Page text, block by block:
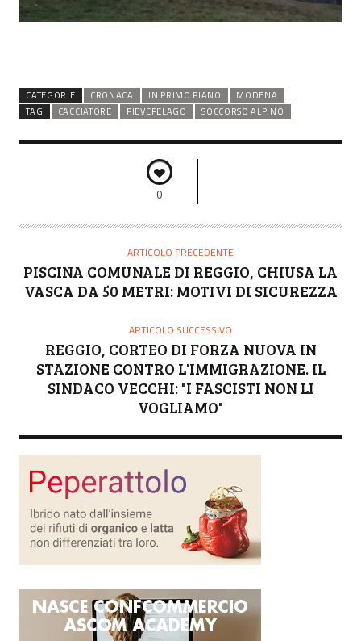
CATEGORIE CRONACA IN PRIMO PIANO
MODENA
TAG
CACCIATORE PIEVEPELAGO SOCCORSO ALPINO
0
ARTICOLO PRECEDENTE
PISCINA COMUNALE DI REGGIO, CHIUSA LA
VASCA DA 50 METRI: MOTIVI DI SICUREZZA
ARTICOLO SUCCESSIVO
REGGIO, CORTEO DI FORZA NUOVA IN
STAZIONE CONTRO L'IMMIGRAZIONE. IL
SINDACO VECCHI: "I FASCISTI NON LI
VOGLIAMO"